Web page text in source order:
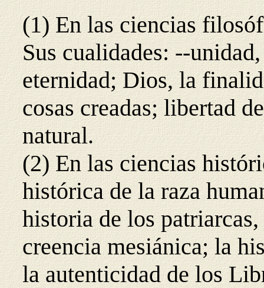
(1) En las ciencias
Sus cualidades: --
eternidad; Dios, la
cosas creadas; libertad
natural.
(2) En las ciencias
histórica de la raza
historia de los
creencia mesiánica; la
la autenticidad de los